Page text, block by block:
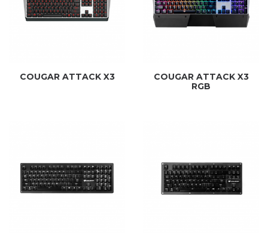
COUGAR ATTACK X3
COUGAR ATTACK X3
RGB